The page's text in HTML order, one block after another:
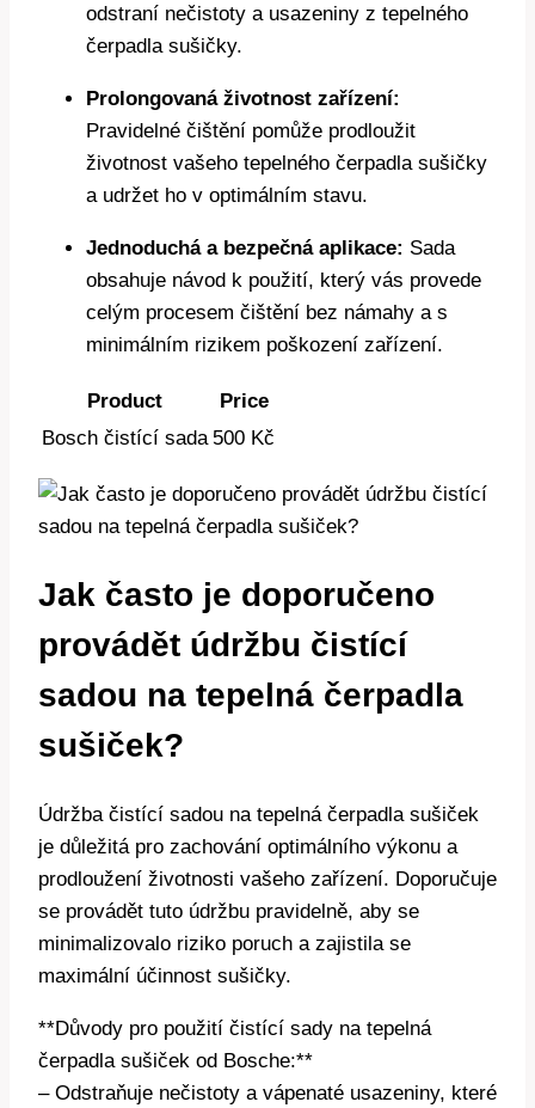
odstraní ​nečistoty‍ a usazeniny z ⁢tepelného
čerpadla‌ sušičky.
Prolongovaná životnost ​zařízení:
⁣Pravidelné ‌čištění pomůže ⁤prodloužit
životnost​ vašeho tepelného čerpadla sušičky
a ⁤udržet ho v optimálním⁣ stavu.
Jednoduchá​ a bezpečná aplikace: Sada
⁤obsahuje návod ‍k použití, ⁣který​ vás ⁢provede
celým procesem čištění ‌bez ‌námahy ‍a s
minimálním rizikem poškození zařízení.
Product
Price
Bosch čistící ​sada 500 Kč
Jak často je doporučeno
provádět ‌údržbu čistící
sadou na tepelná čerpadla
sušiček?
Údržba čistící ​sadou na tepelná‌ čerpadla sušiček
je ⁤důležitá ⁢pro zachování optimálního výkonu ⁣a​
prodloužení​ životnosti vašeho ⁢zařízení. Doporučuje
se provádět ‍tuto⁢ údržbu pravidelně, aby se
minimalizovalo riziko​ poruch a zajistila se
maximální⁤ účinnost​ sušičky.
**Důvody pro použití čistící‍ sady​ na tepelná
čerpadla ​sušiček‍ od Bosche:**
– Odstraňuje nečistoty a vápenaté usazeniny, které